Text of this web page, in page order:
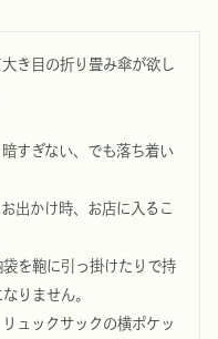
き目の折り畳み傘が欲し
すぎない、でも落ち着い
出かけ時、お店に入るこ
を鞄に引っ掛けたりで持
りません。
ュックサックの横ポケッ